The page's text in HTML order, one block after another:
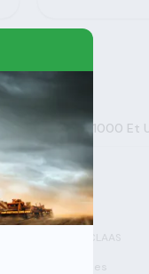
> Ft 1000 Et
multimarques